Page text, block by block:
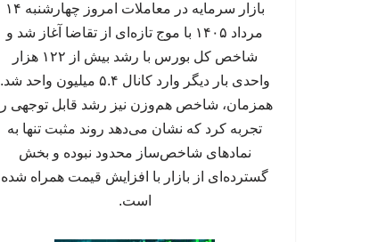
بازار سرمایه در معاملات امروز چهارشنبه ۱۴
مرداد ۱۴۰۵ با موج تازه‌ای از تقاضا آغاز شد و
شاخص کل بورس با رشد بیش از ۱۲۲ هزار
واحدی بار دیگر وارد کانال ۵.۴ میلیون واحد شد.
همزمان، شاخص هم‌وزن نیز رشد قابل توجهی را
تجربه کرد که نشان می‌دهد روند مثبت تنها به
نمادهای شاخص‌ساز محدود نبوده و بخش
گسترده‌ای از بازار با افزایش قیمت همراه شده
است.